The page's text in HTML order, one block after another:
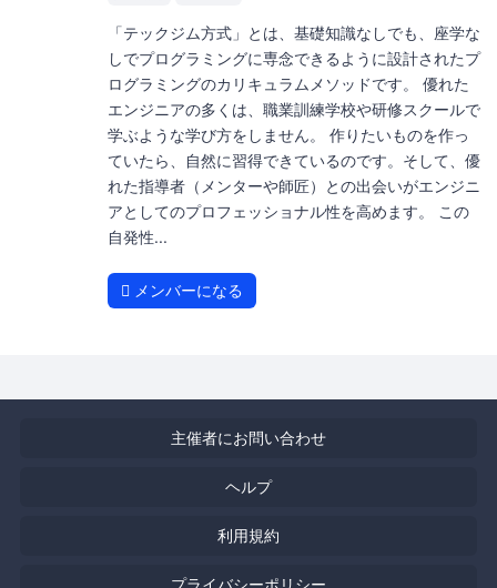
「テックジム方式」とは、基礎知識なしでも、座学な
しでプログラミングに専念できるように設計されたプ
ログラミングのカリキュラムメソッドです。 優れた
エンジニアの多くは、職業訓練学校や研修スクールで
学ぶような学び方をしません。 作りたいものを作っ
ていたら、自然に習得できているのです。そして、優
れた指導者（メンターや師匠）との出会いがエンジニ
アとしてのプロフェッショナル性を高めます。 この
自発性...
メンバーになる
主催者にお問い合わせ
ヘルプ
利用規約